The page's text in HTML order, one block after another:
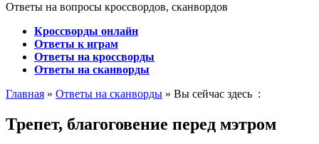
Ответы на вопросы кроссвордов, сканвордов
Кроссворды онлайн
Ответы к играм
Ответы на кроссворды
Ответы на сканворды
Главная » Ответы на сканворды » Вы сейчас здесь :
Трепет, благоговение перед мэтром